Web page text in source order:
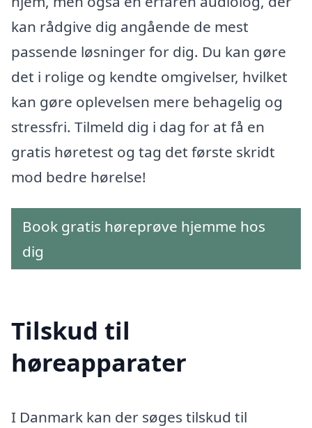
kan rådgive dig angående de mest
passende løsninger for dig. Du kan gøre
det i rolige og kendte omgivelser, hvilket
kan gøre oplevelsen mere behagelig og
stressfri. Tilmeld dig i dag for at få en
gratis høretest og tag det første skridt
mod bedre hørelse!
Book gratis høreprøve hjemme hos
dig
Tilskud til
høreapparater
I Danmark kan der søges tilskud til